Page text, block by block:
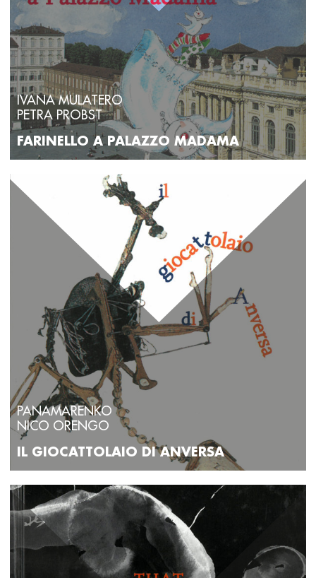
IVANA MULATERO
PETRA PROBST
FARINELLO A PALAZZO MADAMA
PANAMARENKO
NICO ORENGO
IL GIOCATTOLAIO DI ANVERSA